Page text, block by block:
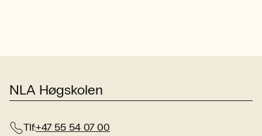
NLA Høgskolen
Tlf:+47 55 54 07 00